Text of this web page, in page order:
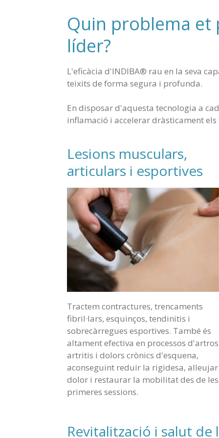
Quin problema et
líder?
L'eficàcia d'INDIBA® rau en la seva
teixits de forma segura i profunda.
En disposar d'aquesta tecnologia a
inflamació i accelerar dràsticament
Lesions musculars,
articulars i esportives
Tractem contractures, trencaments
fibril·lars, esquinços, tendinitis i
sobrecàrregues esportives. També és
altament efectiva en processos
artritis i dolors crònics d'esquena,
aconseguint reduir la rigidesa, alleujar
dolor i restaurar la mobilitat des de les
primeres sessions.
Revitalització i salut de